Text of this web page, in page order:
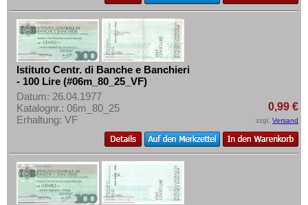
Istituto Centr. di Banche e Banchieri
- 100 Lire (#06m_80_25_VF)
Datum: 26.04.1977
Katalognr.: 06m_80_25
Erhaltung: VF
0,99 €
zzgl. Versand